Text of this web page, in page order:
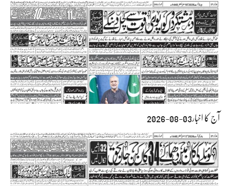
آج کا اخبار03-08-2026